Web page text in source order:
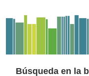
Búsqueda en la